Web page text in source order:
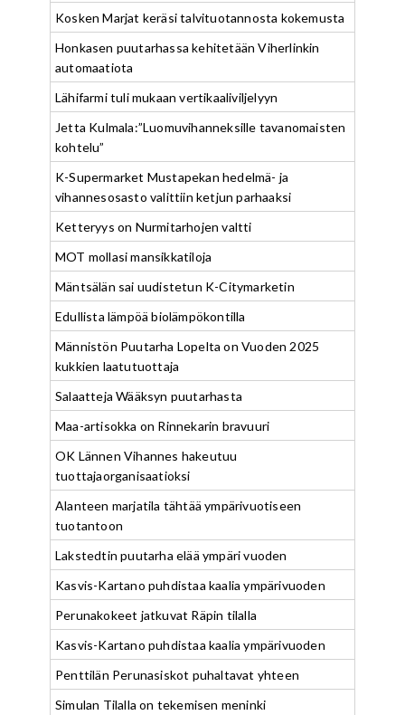
Kosken Marjat keräsi talvituotannosta kokemusta
Honkasen puutarhassa kehitetään Viherlinkin
automaatiota
Lähifarmi tuli mukaan vertikaaliviljelyyn
Jetta Kulmala:”Luomuvihanneksille tavanomaisten
kohtelu”
K-Supermarket Mustapekan hedelmä- ja
vihannesosasto valittiin ketjun parhaaksi
Ketteryys on Nurmitarhojen valtti
MOT mollasi mansikkatiloja
Mäntsälän sai uudistetun K-Citymarketin
Edullista lämpöä biolämpökontilla
Männistön Puutarha Lopelta on Vuoden 2025
kukkien laatutuottaja
Salaatteja Wääksyn puutarhasta
Maa-artisokka on Rinnekarin bravuuri
OK Lännen Vihannes hakeutuu
tuottajaorganisaatioksi
Alanteen marjatila tähtää ympärivuotiseen
tuotantoon
Lakstedtin puutarha elää ympäri vuoden
Kasvis-Kartano puhdistaa kaalia ympärivuoden
Perunakokeet jatkuvat Räpin tilalla
Kasvis-Kartano puhdistaa kaalia ympärivuoden
Penttilän Perunasiskot puhaltavat yhteen
Simulan Tilalla on tekemisen meninki